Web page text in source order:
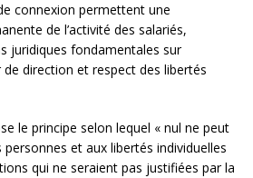
connexion permettent une
de l’activité des salariés,
juridiques fondamentales sur
de direction et respect des libertés
le principe selon lequel « nul ne peut
et aux libertés individuelles
qui ne seraient pas justifiées par la